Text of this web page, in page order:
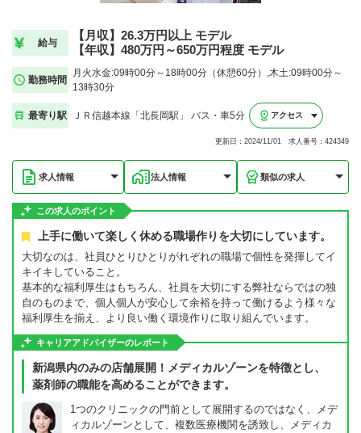
給与
【月収】26.3万円以上 モデル
【年収】480万円～650万円程度 モデル
勤務時間
月火水金:09時00分～18時00分（休憩60分）,木土:09時00分～
13時30分
最寄り駅 ＪＲ信越本線「北長岡駅」 バス・車5分 アクセス
更新日：2024/11/01 求人番号：424349
求人情報 法人情報 類似の求人
この求人のポイント
上手に働いて楽しく休める職場作りを大切にしています。
大切なのは、社員ひとりひとりがれぞれの職場で個性を発揮してイ
キイキしていること。
基本的な福利厚生はもちろん、社員を大切にする弊社ならではの独
自のものまで、個人個人が安心して余裕を持って働けるよう様々な
福利厚生を揃え、より良い働く環境作りに取り組んでいます。
キャリアアドバイザーのレポート
新潟県内のみの店舗展開！メディカルゾーンを特徴とし、
薬剤師の職能を高めることができます。
1つのクリニックの門前として展開するのではなく、メデ
ィカルゾーンとして、複数医療機関を誘致し、メディカ